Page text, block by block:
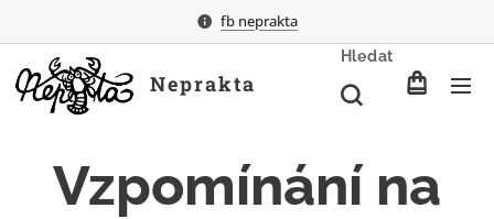
fb neprakta
Neprakta
Hledat
Vzpomínání na